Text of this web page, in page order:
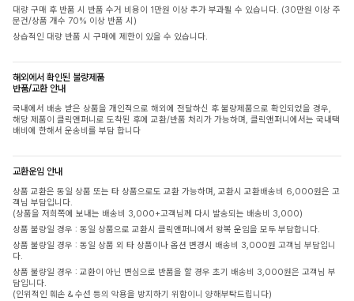
대량 구매 후 반품 시 반품 수거 비용이 1만원 이상 추가 부과될 수 있습니다. (30만원 이상 주
문건/상품 개수 70% 이상 반품 시)
상습적인 대량 반품 시 구매에 제한이 있을 수 있습니다.
해외에서 확인된 불량제품
반품/교환 안내
국내에서 배송 받은 상품을 개인적으로 해외에 전달하신 후 불량제품으로 확인되었을 경우,
해당 제품이 클릭앤퍼니로 도착된 후에 교환/반품 처리가 가능하며, 클릭앤퍼니에서는 국내택
배비에 한해서 운송비를 부담 합니다
교환운임 안내
상품 교환은 동일 상품 또는 타 상품으로도 교환 가능하며, 교환시 교환배송비 6,000원은 고
객님 부담입니다.
(상품을 저희쪽에 보내는 배송비 3,000+고객님께 다시 발송되는 배송비 3,000)
상품 불량일 경우 : 동일 상품으로 교환시 클릭앤퍼니에서 왕복 운임을 모두 부담합니다.
상품 불량일 경우 : 동일 상품 외 타 상품이나 옵션 변경시 배송비 3,000원 고객님 부담입니
다.
상품 불량일 경우 : 교환이 아닌 변심으로 반품을 할 경우 초기 배송비 3,000원은 고객님 부
담입니다.
(인위적인 훼손 & 수선 등의 악용을 방지하기 위함이니 양해부탁드립니다)